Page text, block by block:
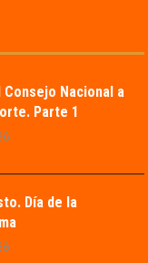
Nacional a
Parte 1
Día de la